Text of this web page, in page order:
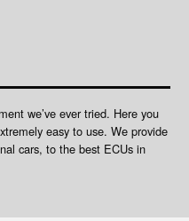
we’ve ever tried. Here you
easy to use. We provide
cars, to the best ECUs in